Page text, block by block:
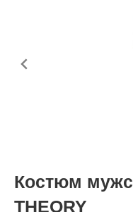
Костюм
THEORY